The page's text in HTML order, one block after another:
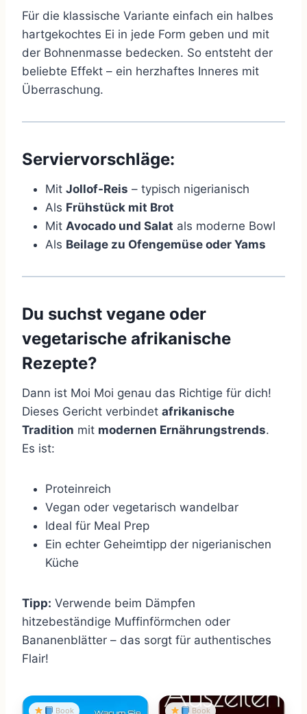
Für die klassische Variante einfach ein halbes
hartgekochtes Ei in jede Form geben und mit
der Bohnenmasse bedecken. So entsteht der
beliebte Effekt – ein herzhaftes Inneres mit
Überraschung.
Serviervorschläge:
Mit Jollof-Reis – typisch nigerianisch
Als Frühstück mit Brot
Mit Avocado und Salat als moderne Bowl
Als Beilage zu Ofengemüse oder Yams
Du suchst vegane oder
vegetarische afrikanische
Rezepte?
Dann ist Moi Moi genau das Richtige für dich!
Dieses Gericht verbindet afrikanische
Tradition mit modernen Ernährungstrends.
Es ist:
Proteinreich
Vegan oder vegetarisch wandelbar
Ideal für Meal Prep
Ein echter Geheimtipp der nigerianischen
Küche
Tipp: Verwende beim Dämpfen
hitzebeständige Muffinförmchen oder
Bananenblätter – das sorgt für authentisches
Flair!
Book Book